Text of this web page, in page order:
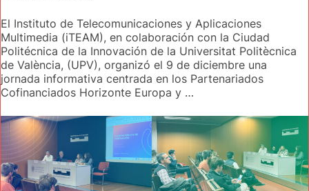
El Instituto de Telecomunicaciones y Aplicaciones
Multimedia (iTEAM), en colaboración con la Ciudad
Politécnica de la Innovación de la Universitat Politècnica
de València, (UPV), organizó el 9 de diciembre una
jornada informativa centrada en los Partenariados
Cofinanciados Horizonte Europa y …